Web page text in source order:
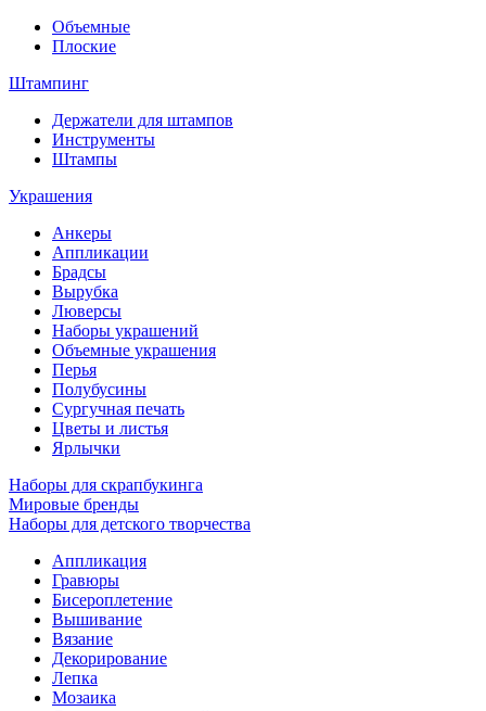
Объемные
Плоские
Штампинг
Держатели для штампов
Инструменты
Штампы
Украшения
Анкеры
Аппликации
Брадсы
Вырубка
Люверсы
Наборы украшений
Объемные украшения
Перья
Полубусины
Сургучная печать
Цветы и листья
Ярлычки
Наборы для скрапбукинга
Мировые бренды
Наборы для детского творчества
Аппликация
Гравюры
Бисероплетение
Вышивание
Вязание
Декорирование
Лепка
Мозаика